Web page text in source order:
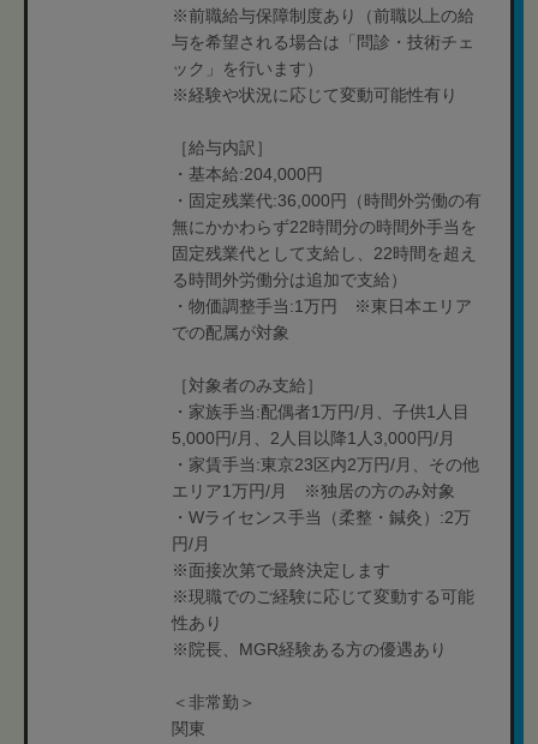
※前職給与保障制度あり（前職以上の給
与を希望される場合は「問診・技術チェ
ック」を行います）
※経験や状況に応じて変動可能性有り
［給与内訳］
・基本給:204,000円
・固定残業代:36,000円（時間外労働の有
無にかかわらず22時間分の時間外手当を
固定残業代として支給し、22時間を超え
る時間外労働分は追加で支給）
・物価調整手当:1万円 ※東日本エリア
での配属が対象
［対象者のみ支給］
・家族手当:配偶者1万円/月、子供1人目
5,000円/月、2人目以降1人3,000円/月
・家賃手当:東京23区内2万円/月、その他
エリア1万円/月 ※独居の方のみ対象
・Wライセンス手当（柔整・鍼灸）:2万
円/月
※面接次第で最終決定します
※現職でのご経験に応じて変動する可能
性あり
※院長、MGR経験ある方の優遇あり
＜非常勤＞
関東